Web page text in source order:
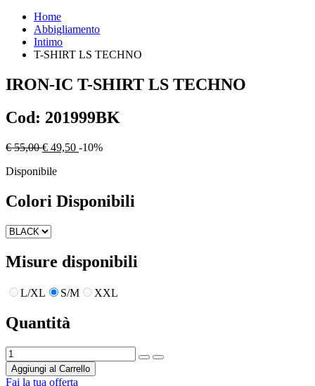
Home
Abbigliamento
Intimo
T-SHIRT LS TECHNO
IRON-IC T-SHIRT LS TECHNO
Cod: 201999BK
€ 55,00 € 49,50 -10%
Disponibile
Colori Disponibili
Misure disponibili
L/XL S/M XXL
Quantità
Aggiungi al Carrello
Fai la tua offerta